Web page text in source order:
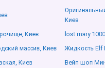
Киев
Киев
lost mary
массив, Киев
Жидкость Elf
Киев
Вейп шоп